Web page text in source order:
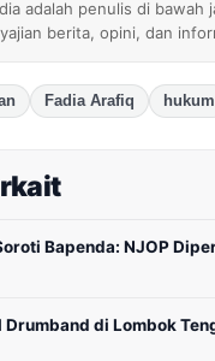
adalah penulis di bawah
berita, opini, dan
Fadia Arafiq hukum
Bapenda: NJOP
Drumband di Lombok